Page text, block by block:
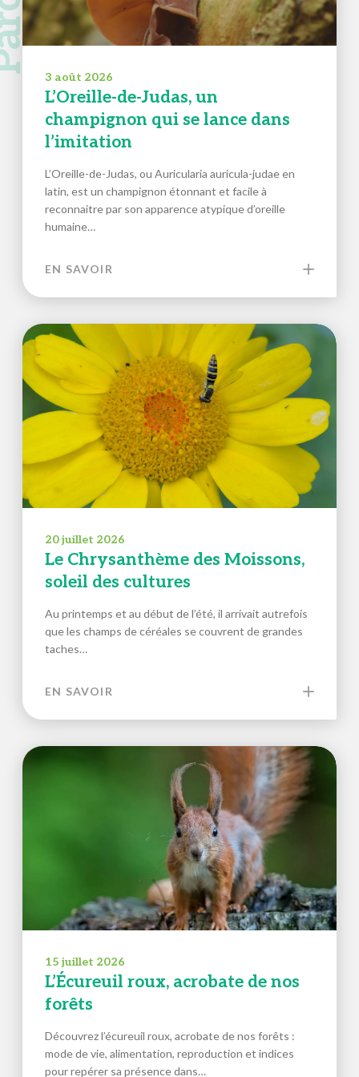
3 août 2026
L’Oreille-de-Judas, un
champignon qui se lance dans
l’imitation
L’Oreille-de-Judas, ou Auricularia auricula-judae en
latin, est un champignon étonnant et facile à
reconnaitre par son apparence atypique d’oreille
humaine…
EN SAVOIR
20 juillet 2026
Le Chrysanthème des Moissons,
soleil des cultures
Au printemps et au début de l’été, il arrivait autrefois
que les champs de céréales se couvrent de grandes
taches…
EN SAVOIR
15 juillet 2026
L’Écureuil roux, acrobate de nos
forêts
Découvrez l’écureuil roux, acrobate de nos forêts :
mode de vie, alimentation, reproduction et indices
pour repérer sa présence dans…